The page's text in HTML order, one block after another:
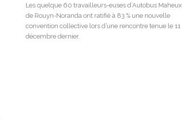
Les quelque 60 travailleurs-euses d’Autobus Maheux
de Rouyn-Noranda ont ratifié à 83 % une nouvelle
convention collective lors d’une rencontre tenue le 11
décembre dernier.